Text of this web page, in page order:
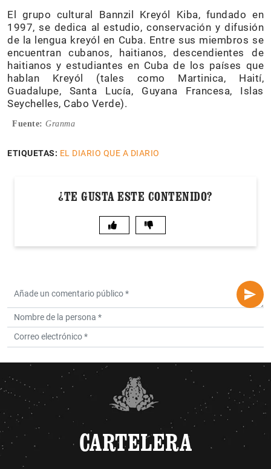
El grupo cultural Bannzil Kreyól Kiba, fundado en
1997, se dedica al estudio, conservación y difusión
de la lengua kreyól en Cuba. Entre sus miembros se
encuentran cubanos, haitianos, descendientes de
haitianos y estudiantes en Cuba de los países que
hablan Kreyól (tales como Martinica, Haití,
Guadalupe, Santa Lucía, Guyana Francesa, Islas
Seychelles, Cabo Verde).
Fuente: Granma
ETIQUETAS: EL DIARIO QUE A DIARIO
¿TE GUSTA ESTE CONTENIDO?
CARTELERA